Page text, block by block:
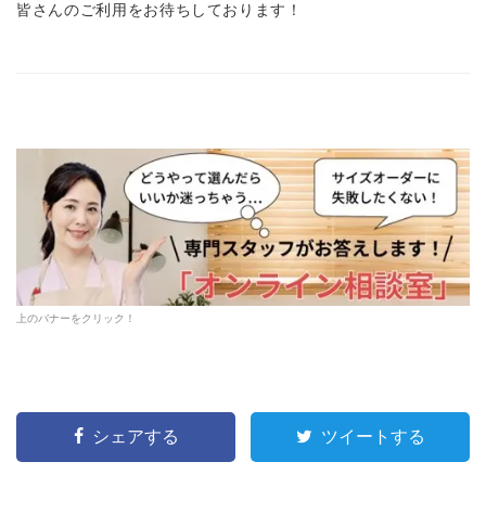
皆さんのご利用をお待ちしております！
上のバナーをクリック！
シェアする ツイートする